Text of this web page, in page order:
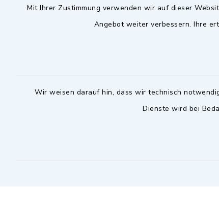
Mit Ihrer Zustimmung verwenden wir auf dieser
Angebot weiter verbessern. Ihre
Wir weisen darauf hin, dass wir technisch
Dienste wird bei
09102 9958-0
09102 9958-111
Notfallnummer Bauhof
16.30
nur